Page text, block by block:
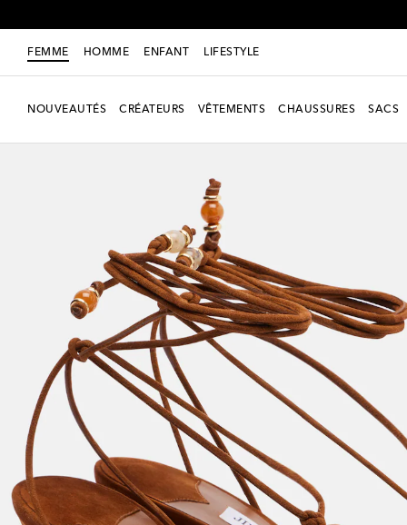
FEMME HOMME ENFANT LIFESTYLE
NOUVEAUTÉS CRÉATEURS VÊTEMENTS CHAUSSURES SACS